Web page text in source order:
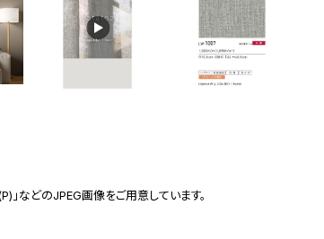
」などのJPEG画像をご用意しています。